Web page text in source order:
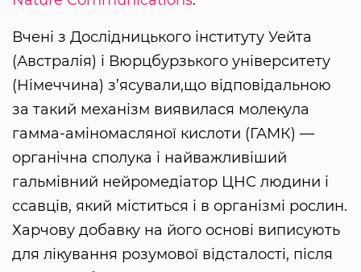
Вчені з Дослідницького інституту Уейта
(Австралія) і Вюрцбурзького університету
(Німеччина) з’ясували,що відповідальною
за такий механізм виявилася молекула
гамма-аміномасляної кислоти (ГАМК) —
органічна сполука і найважливіший
гальмівний нейромедіатор ЦНС людини і
ссавців, який міститься і в організмі рослин.
Харчову добавку на його основі виписують
для лікування розумової відсталості, після